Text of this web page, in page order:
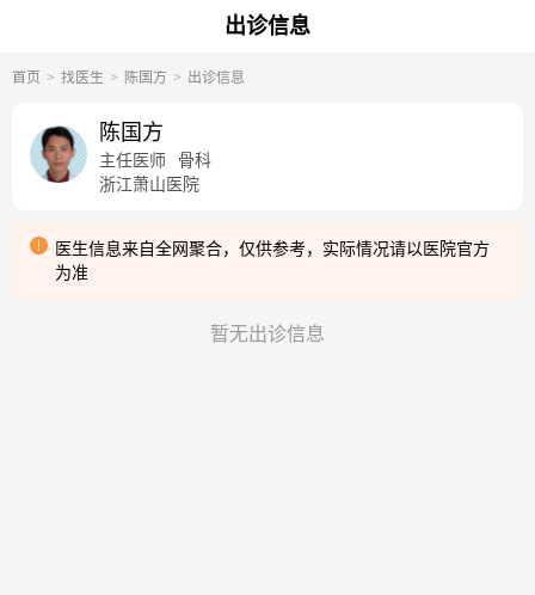
出诊信息
首页 找医生 陈国方 出诊信息
陈国方
主任医师
骨科
浙江萧山医院
医生信息来自全网聚合，仅供参考，实际情况请以医院官方
为准
暂无出诊信息